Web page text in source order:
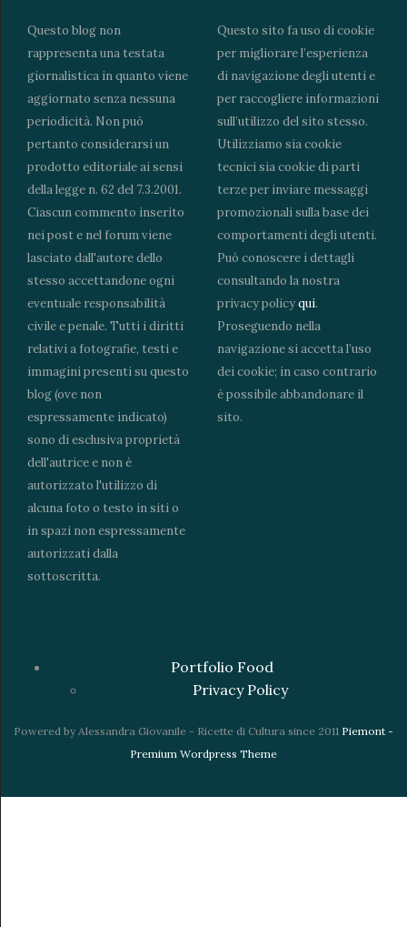
Questo blog non
rappresenta una testata
giornalistica in quanto viene
aggiornato senza nessuna
periodicità. Non può
pertanto considerarsi un
prodotto editoriale ai sensi
della legge n. 62 del 7.3.2001.
Ciascun commento inserito
nei post e nel forum viene
lasciato dall'autore dello
stesso accettandone ogni
eventuale responsabilità
civile e penale. Tutti i diritti
relativi a fotografie, testi e
immagini presenti su questo
blog (ove non
espressamente indicato)
sono di esclusiva proprietà
dell'autrice e non è
autorizzato l'utilizzo di
alcuna foto o testo in siti o
in spazi non espressamente
autorizzati dalla
sottoscritta.
Questo sito fa uso di cookie
per migliorare l’esperienza
di navigazione degli utenti e
per raccogliere informazioni
sull’utilizzo del sito stesso.
Utilizziamo sia cookie
tecnici sia cookie di parti
terze per inviare messaggi
promozionali sulla base dei
comportamenti degli utenti.
Può conoscere i dettagli
consultando la nostra
privacy policyqui.
Proseguendo nella
navigazione si accetta l’uso
dei cookie; in caso contrario
è possibile abbandonare il
sito.
Portfolio Food
Privacy Policy
Powered by Alessandra Giovanile - Ricette di Cultura since 2011 Piemont -
Premium Wordpress Theme